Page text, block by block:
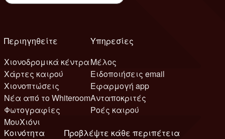
Περιηγηθείτε
Χιονοδρομικά κέντρα
Χάρτες καιρού
Χιονοπτώσεις
Νέα από το Whiteroom
Φωτογραφίες
ΜουΧιόνι
Υπηρεσίες
Μέλος
Ειδοποιήσεις email
Εφαρμογή app
Ανταποκριτές
Ροές καιρού
Κοινότητα
Προβλέψτε κάθε περιπέτεια